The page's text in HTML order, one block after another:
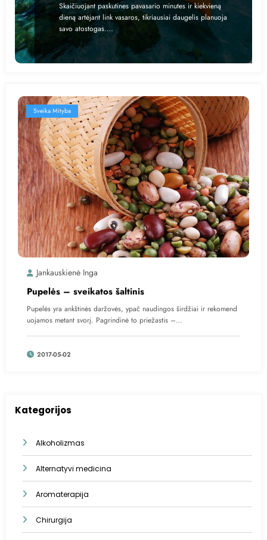
Skaičiuojant paskutines pavasario minutes ir kiekvieną
dieną artėjant link vasaros, tikriausiai daugelis planuoja
savo atostogas.…
Sveika Mityba
Jankauskienė Inga
Pupelės – sveikatos šaltinis
Pupelės yra ankštinės daržovės, ypač naudingos širdžiai ir rekomend
uojamos metant svorį. Pagrindinė to priežastis –…
2017-05-02
Kategorijos
Alkoholizmas
Alternatyvi medicina
Aromaterapija
Chirurgija